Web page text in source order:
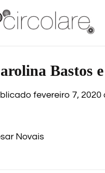
Bastos
fevereiro 7, 2020
Novais